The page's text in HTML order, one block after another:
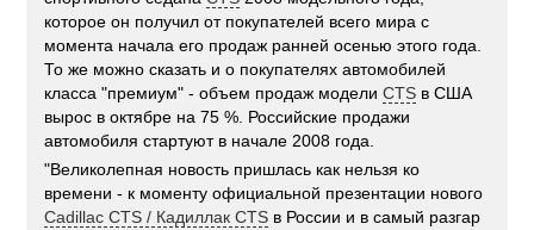
которое он получил от покупателей всего мира с
момента начала его продаж ранней осенью этого года.
То же можно сказать и о покупателях автомобилей
класса "премиум" - объем продаж моделиCTS в США
вырос в октябре на 75 %. Российские продажи
автомобиля стартуют в начале 2008 года.
"Великолепная новость пришлась как нельзя ко
времени - к моменту официальной презентации нового
Cadillac CTS / Кадиллак CTS в России и в самый разгар